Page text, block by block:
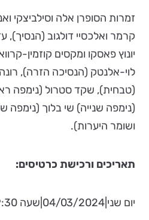
זמרות הסופרן אלה וסילביצקי
קרמר ואלכסיי דולגוב (הנסיך),
יונוץ פאסקו ומקסים קוזמין-
לוי-אלנטק (הנסיכה הזרה),
(טבחית), שקד סטרול (נימפה
(נימפה שנייה) שי בלוך (נימפה
ושומר היערות).
תאריכים ורכישת כרטיסים:
יום שני|04/03/2024|שעה 19:30|בכורה